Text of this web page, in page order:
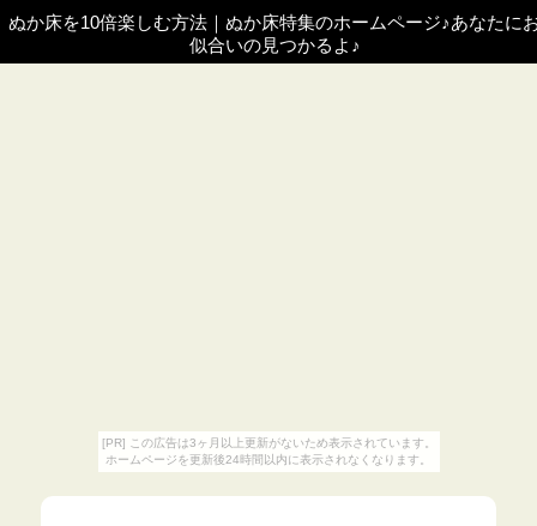
[PR] この広告は3ヶ月以上更新がないため表示されています。
ホームページを更新後24時間以内に表示されなくなります。
ぬか床を10倍楽しむ方法 ｜ ぬか床特集のホームページ♪あなたに
似合いの見つかるよ♪